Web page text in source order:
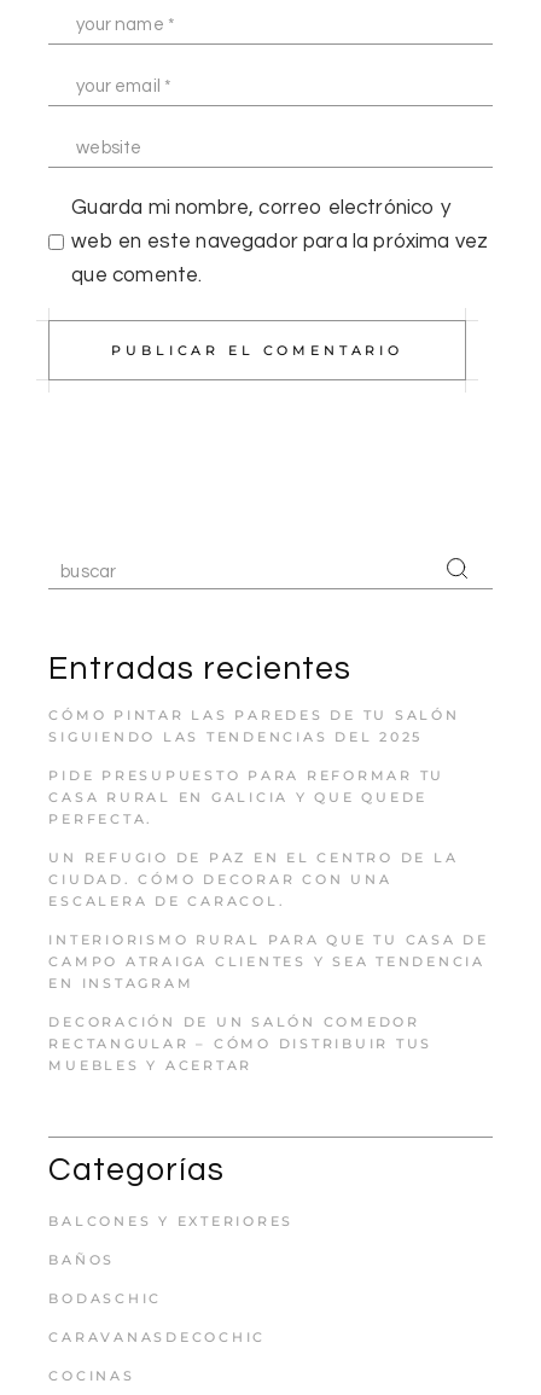
Guarda mi nombre, correo electrónico y
web en este navegador para la próxima vez
que comente.
PUBLICAR EL COMENTARIO
Entradas recientes
CÓMO PINTAR LAS PAREDES DE TU SALÓN
SIGUIENDO LAS TENDENCIAS DEL 2025
PIDE PRESUPUESTO PARA REFORMAR TU
CASA RURAL EN GALICIA Y QUE QUEDE
PERFECTA.
UN REFUGIO DE PAZ EN EL CENTRO DE LA
CIUDAD. CÓMO DECORAR CON UNA
ESCALERA DE CARACOL.
INTERIORISMO RURAL PARA QUE TU CASA DE
CAMPO ATRAIGA CLIENTES Y SEA TENDENCIA
EN INSTAGRAM
DECORACIÓN DE UN SALÓN COMEDOR
RECTANGULAR – CÓMO DISTRIBUIR TUS
MUEBLES Y ACERTAR
Categorías
BALCONES Y EXTERIORES
BAÑOS
BODASCHIC
CARAVANASDECOCHIC
COCINAS